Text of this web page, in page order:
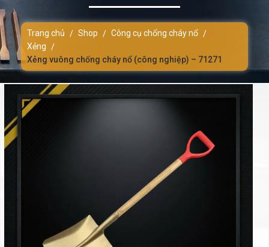
Trang chủ / Shop / Công cụ chống cháy nổ /
Xẻng /
Xẻng vuông chống cháy nổ (công nghiệp) – 71271